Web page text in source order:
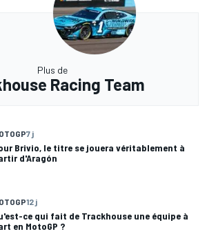
Plus de
Racing Team
7 j
Brivio, le titre se jouera véritablement à
d'Aragón
12 j
ce qui fait de Trackhouse une équipe à
en MotoGP ?